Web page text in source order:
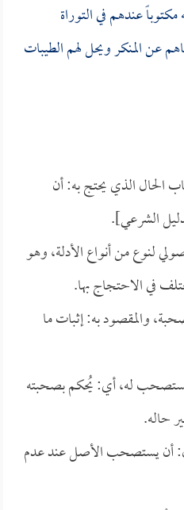
عندهم في التوراة
عن المنكر ويحل لهم الطيبات
الذي يحتج به: أن
الشرعي].
لنوع من أنواع الأدلة، وهو
في الاحتجاج بها.
والمقصود به: إثبات ما
له، أي: يُحكم بصحبته
حاله.
أن يستصحب الأصل عند عدم